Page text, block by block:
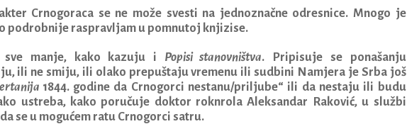
Crnogoraca se ne može svesti na jednoznačne odresnice. Mnogo je
podrobnije raspravljam u pomnutoj knjizise.
sve manje, kako kazuju i Popisi stanovništva. Pripisuje se ponašanju
ili ne smiju, ili olako prepuštaju vremenu ili sudbini Namjera je Srba još
1844. godine da Crnogorci nestanu/priljube“ ili da nestaju ili budu
ustreba, kako poručuje doktor roknrola Aleksandar Raković, u službi
se u mogućem ratu Crnogorci satru.